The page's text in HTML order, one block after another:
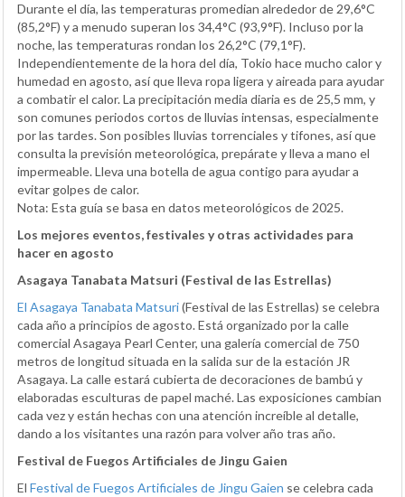
Durante el día, las temperaturas promedian alrededor de 29,6°C
(85,2°F) y a menudo superan los 34,4°C (93,9°F). Incluso por la
noche, las temperaturas rondan los 26,2°C (79,1°F).
Independientemente de la hora del día, Tokio hace mucho calor y
humedad en agosto, así que lleva ropa ligera y aireada para ayudar
a combatir el calor. La precipitación media diaria es de 25,5 mm, y
son comunes periodos cortos de lluvias intensas, especialmente
por las tardes. Son posibles lluvias torrenciales y tifones, así que
consulta la previsión meteorológica, prepárate y lleva a mano el
impermeable. Lleva una botella de agua contigo para ayudar a
evitar golpes de calor.
Nota: Esta guía se basa en datos meteorológicos de 2025.
Los mejores eventos, festivales y otras actividades para
hacer en agosto
Asagaya Tanabata Matsuri (Festival de las Estrellas)
El Asagaya Tanabata Matsuri(Festival de las Estrellas) se celebra
cada año a principios de agosto. Está organizado por la calle
comercial Asagaya Pearl Center, una galería comercial de 750
metros de longitud situada en la salida sur de la estación JR
Asagaya. La calle estará cubierta de decoraciones de bambú y
elaboradas esculturas de papel maché. Las exposiciones cambian
cada vez y están hechas con una atención increíble al detalle,
dando a los visitantes una razón para volver año tras año.
Festival de Fuegos Artificiales de Jingu Gaien
El Festival de Fuegos Artificiales de Jingu Gaien se celebra cada